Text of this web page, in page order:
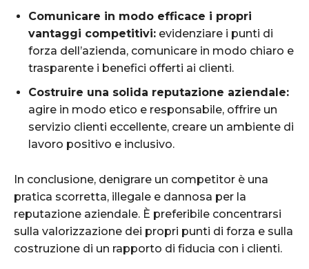
Comunicare in modo efficace i propri
vantaggi competitivi: evidenziare i punti di
forza dell’azienda, comunicare in modo chiaro e
trasparente i benefici offerti ai clienti.
Costruire una solida reputazione aziendale:
agire in modo etico e responsabile, offrire un
servizio clienti eccellente, creare un ambiente di
lavoro positivo e inclusivo.
In conclusione, denigrare un competitor è una
pratica scorretta, illegale e dannosa per la
reputazione aziendale. È preferibile concentrarsi
sulla valorizzazione dei propri punti di forza e sulla
costruzione di un rapporto di fiducia con i clienti.